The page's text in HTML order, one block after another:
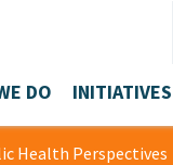
DO INITIATIVES
Health Perspectives